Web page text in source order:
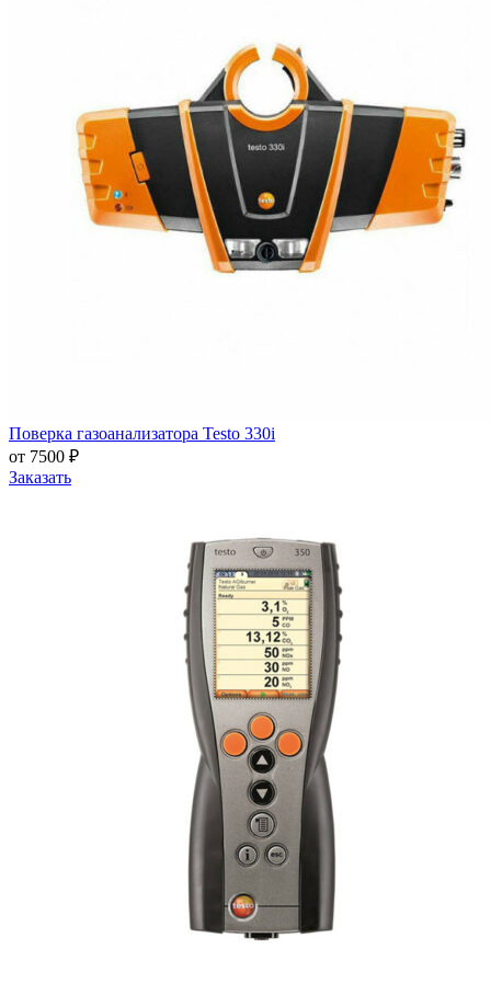
Поверка газоанализатора Testo 330i
от 7500 ₽
Заказать